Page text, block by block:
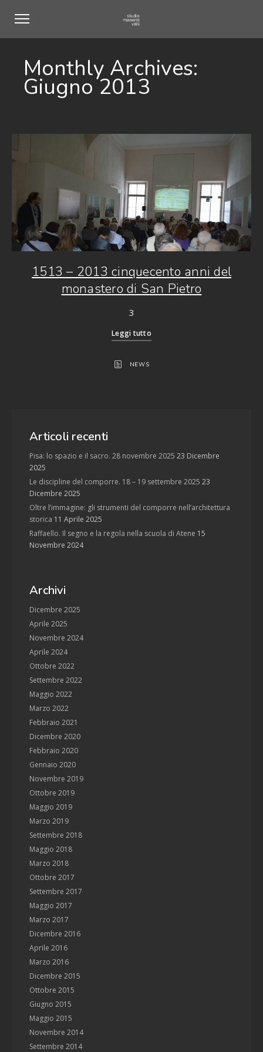
Monthly Archives:
Giugno 2013
1513 – 2013 cinquecento anni del
monastero di San Pietro
3
Leggi tutto
NEWS
Articoli recenti
Pisa: lo spazio e il sacro. 28 novembre 2025 23 Dicembre
2025
Le discipline del comporre. 18 – 19 settembre 2025 23
Dicembre 2025
Oltre l’immagine: gli strumenti del comporre nell’architettura
storica 11 Aprile 2025
Raffaello. Il segno e la regola nella scuola di Atene 15
Novembre 2024
Archivi
Dicembre 2025
Aprile 2025
Novembre 2024
Aprile 2024
Ottobre 2022
Settembre 2022
Maggio 2022
Marzo 2022
Febbraio 2021
Dicembre 2020
Febbraio 2020
Gennaio 2020
Novembre 2019
Ottobre 2019
Maggio 2019
Marzo 2019
Settembre 2018
Maggio 2018
Marzo 2018
Ottobre 2017
Settembre 2017
Maggio 2017
Marzo 2017
Dicembre 2016
Aprile 2016
Marzo 2016
Dicembre 2015
Ottobre 2015
Giugno 2015
Maggio 2015
Novembre 2014
Settembre 2014